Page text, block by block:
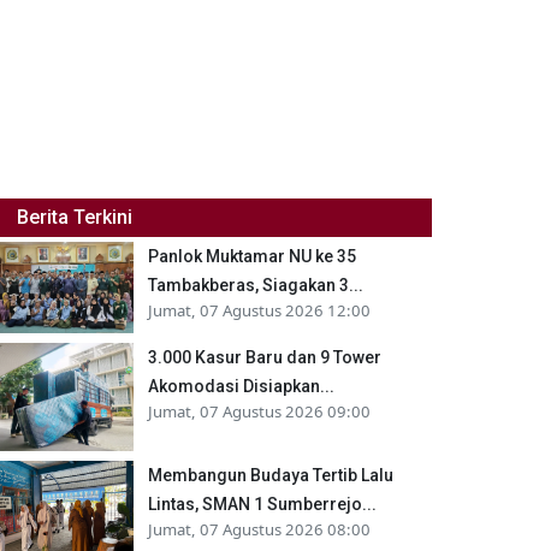
Berita Terkini
Panlok Muktamar NU ke 35
Tambakberas, Siagakan 3...
Jumat, 07 Agustus 2026 12:00
3.000 Kasur Baru dan 9 Tower
Akomodasi Disiapkan...
Jumat, 07 Agustus 2026 09:00
Membangun Budaya Tertib Lalu
Lintas, SMAN 1 Sumberrejo...
Jumat, 07 Agustus 2026 08:00